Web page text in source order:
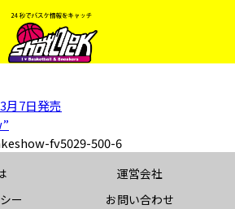
月7日発売
fv5029-500-6
運営会社
ー
お問い合わせ